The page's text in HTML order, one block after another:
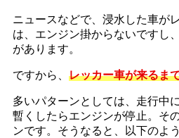
ニュースなどで、浸水した車が
は、エンジン掛からないですし
があります。
ですから、 レッカー車が来るま
多いパターンとしては、走行中
暫くしたらエンジンが停止。そ
ンです。そうなると、以下のよ